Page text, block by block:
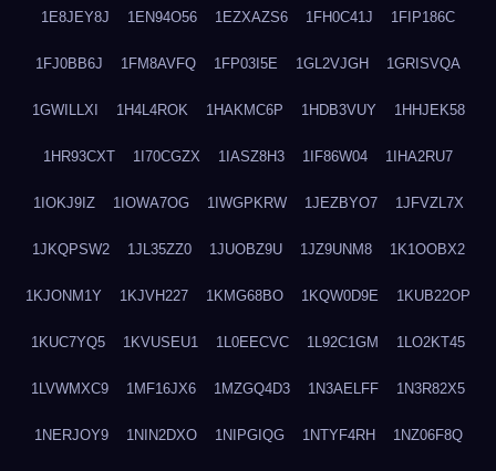
1E8JEY8J 1EN94O56 1EZXAZS6 1FH0C41J 1FIP186C
1FJ0BB6J 1FM8AVFQ 1FP03I5E 1GL2VJGH 1GRISVQA
1GWILLXI 1H4L4ROK 1HAKMC6P 1HDB3VUY 1HHJEK58
1HR93CXT 1I70CGZX 1IASZ8H3 1IF86W04 1IHA2RU7
1IOKJ9IZ 1IOWA7OG 1IWGPKRW 1JEZBYO7 1JFVZL7X
1JKQPSW2 1JL35ZZ0 1JUOBZ9U 1JZ9UNM8 1K1OOBX2
1KJONM1Y 1KJVH227 1KMG68BO 1KQW0D9E 1KUB22OP
1KUC7YQ5 1KVUSEU1 1L0EECVC 1L92C1GM 1LO2KT45
1LVWMXC9 1MF16JX6 1MZGQ4D3 1N3AELFF 1N3R82X5
1NERJOY9 1NIN2DXO 1NIPGIQG 1NTYF4RH 1NZ06F8Q